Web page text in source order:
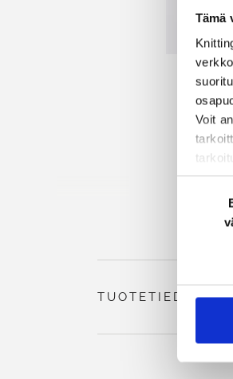
Tämä
Voit
Voit
TUOTETIEDOT